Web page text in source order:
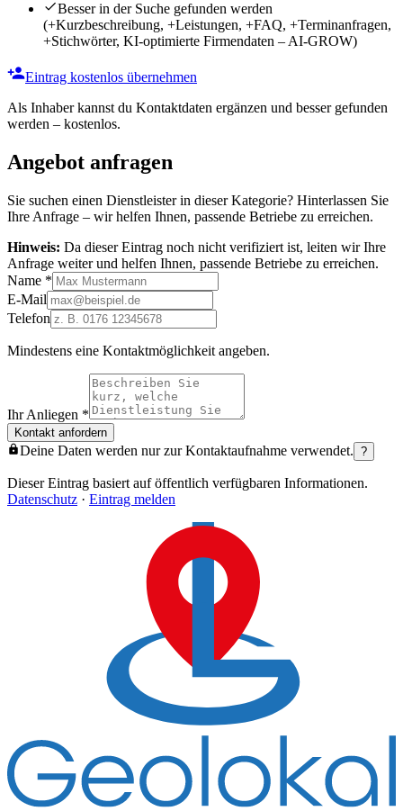
Besser in der Suche gefunden werden
(+Kurzbeschreibung, +Leistungen, +FAQ, +Terminanfragen,
+Stichwörter, KI-optimierte Firmendaten – AI-GROW)
Eintrag kostenlos übernehmen
Als Inhaber kannst du Kontaktdaten ergänzen und besser gefunden
werden – kostenlos.
Angebot anfragen
Sie suchen einen Dienstleister in dieser Kategorie? Hinterlassen Sie
Ihre Anfrage – wir helfen Ihnen, passende Betriebe zu erreichen.
Hinweis: Da dieser Eintrag noch nicht verifiziert ist, leiten wir Ihre
Anfrage weiter und helfen Ihnen, passende Betriebe zu erreichen.
Name *
E-Mail
Telefon
Mindestens eine Kontaktmöglichkeit angeben.
Ihr Anliegen *
Kontakt anfordern
Deine Daten werden nur zur Kontaktaufnahme verwendet. ?
Dieser Eintrag basiert auf öffentlich verfügbaren Informationen.
Datenschutz · Eintrag melden